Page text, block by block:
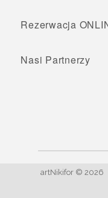
Rezerwacja
Nasi Partnerzy
artNikifor © 2026